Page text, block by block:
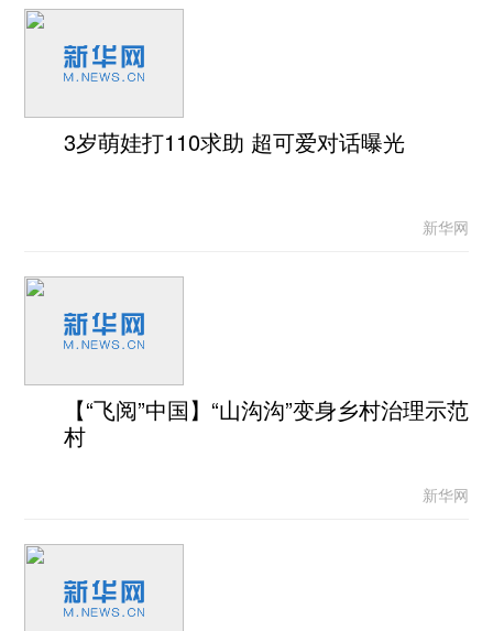
3岁萌娃打110求助 超可爱对话曝光
新华网
【“飞阅”中国】“山沟沟”变身乡村治理示范
村
新华网